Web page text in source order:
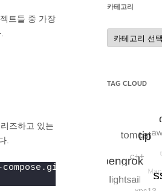
트들 중 가장
즈하고 있는
.
--branch=stable/17
카테고리
카
테
고
TAG CLOUD